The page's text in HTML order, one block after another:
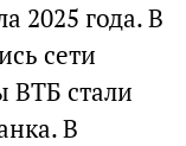
2025 года. В
сети
ВТБ стали
В